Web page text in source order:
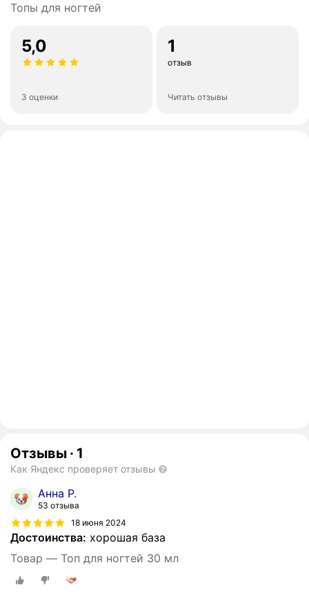
Топы для ногтей
5,0
3 оценки
1
отзыв
Читать отзывы
Отзывы · 1
Как Яндекс проверяет отзывы
Анна Р.
53 отзыва
18 июня 2024
Достоинства: хорошая база
Товар — Топ для ногтей 30 мл